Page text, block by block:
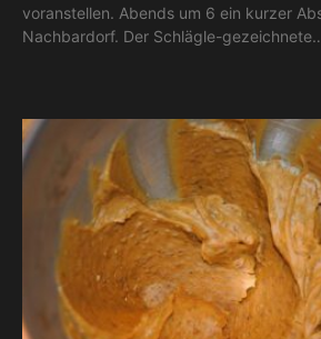
voranstellen. Abends um 6 ein kurzer
Nachbardorf. Der Schlägle-